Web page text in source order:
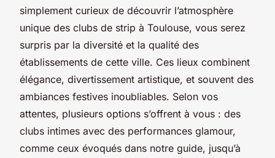
simplement curieux de découvrir l’atmosphère
unique des clubs de strip à Toulouse, vous serez
surpris par la diversité et la qualité des
établissements de cette ville. Ces lieux combinent
élégance, divertissement artistique, et souvent des
ambiances festives inoubliables. Selon vos
attentes, plusieurs options s’offrent à vous : des
clubs intimes avec des performances glamour,
comme ceux évoqués dans notre guide, jusqu’à